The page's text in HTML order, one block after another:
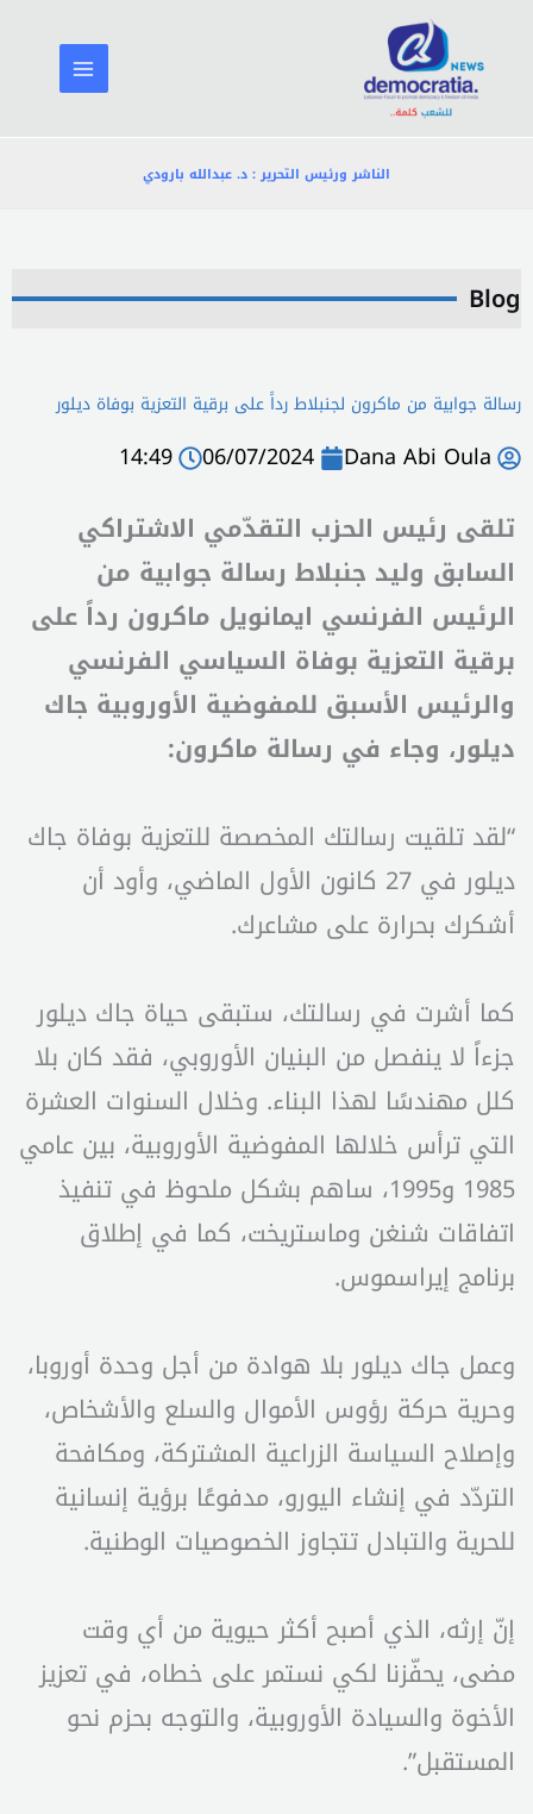
المحتوى
الناشر ورئيس التحرير : د. عبدالله بارودي
Blog
رسالة جوابية من ماكرون لجنبلاط رداً على برقية التعزية بوفاة ديلور
Dana Abi Oula
06/07/2024
14:49
تلقى رئيس الحزب التقدّمي الاشتراكي
السابق وليد جنبلاط رسالة جوابية من
الرئيس الفرنسي ايمانويل ماكرون رداً على
برقية التعزية بوفاة السياسي الفرنسي
والرئيس الأسبق للمفوضية الأوروبية جاك
ديلور، وجاء في رسالة ماكرون:
“لقد تلقيت رسالتك المخصصة للتعزية بوفاة جاك
ديلور في 27 كانون الأول الماضي، وأود أن
أشكرك بحرارة على مشاعرك.
كما أشرت في رسالتك، ستبقى حياة جاك ديلور
جزءاً لا ينفصل من البنيان الأوروبي، فقد كان بلا
كلل مهندسًا لهذا البناء. وخلال السنوات العشرة
التي ترأس خلالها المفوضية الأوروبية، بين عامي
1985 و1995، ساهم بشكل ملحوظ في تنفيذ
اتفاقات شنغن وماستريخت، كما في إطلاق
برنامج إيراسموس.
وعمل جاك ديلور بلا هوادة من أجل وحدة أوروبا،
وحرية حركة رؤوس الأموال والسلع والأشخاص،
وإصلاح السياسة الزراعية المشتركة، ومكافحة
التردّد في إنشاء اليورو، مدفوعًا برؤية إنسانية
للحرية والتبادل تتجاوز الخصوصيات الوطنية.
إنّ إرثه، الذي أصبح أكثر حيوية من أي وقت
مضى، يحفّزنا لكي نستمر على خطاه، في تعزيز
الأخوة والسيادة الأوروبية، والتوجه بحزم نحو
المستقبل”.